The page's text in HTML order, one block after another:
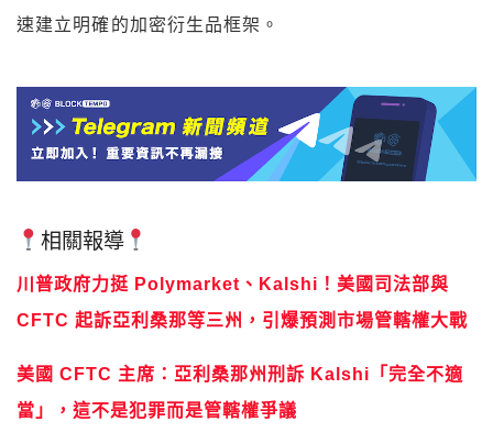
速建立明確的加密衍生品框架。
相關報導
川普政府力挺 Polymarket、Kalshi！美國司法部與
CFTC 起訴亞利桑那等三州，引爆預測市場管轄權大戰
美國 CFTC 主席：亞利桑那州刑訴 Kalshi「完全不適
當」，這不是犯罪而是管轄權爭議